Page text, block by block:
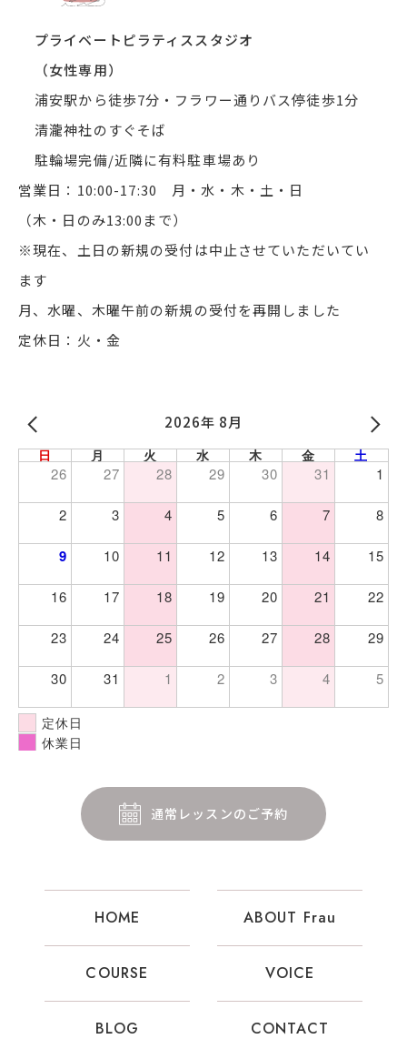
プライベートピラティススタジオ
（女性専用）
浦安駅から徒歩7分・フラワー通りバス停徒歩1分
清瀧神社のすぐそば
駐輪場完備/近隣に有料駐車場あり
営業日：10:00-17:30 月・水・木・土・日
（木・日のみ13:00まで）
※現在、土日の新規の受付は中止させていただいてい
ます
月、水曜、木曜午前の新規の受付を再開しました
定休日：火・金
2026年 8月
日 月 火 水 木 金 土
26 27 28 29 30 31 1
2 3 4 5 6 7 8
9 10 11 12 13 14 15
16 17 18 19 20 21 22
23 24 25 26 27 28 29
30 31 1 2 3 4 5
定休日
休業日
通常レッスンのご予約
HOME ABOUT Frau
COURSE VOICE
BLOG CONTACT